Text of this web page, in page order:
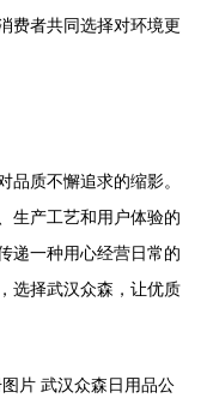
费者共同选择对环境更
品质不懈追求的缩影。
生产工艺和用户体验的
递一种用心经营日常的
选择武汉众森，让优质
图片 武汉众森日用品公